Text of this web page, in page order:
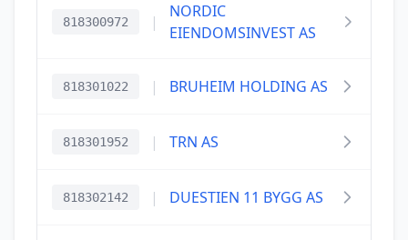
818300972 |
NORDIC
EIENDOMSINVEST AS
818301022 | BRUHEIM HOLDING AS
818301952 | TRN AS
818302142 | DUESTIEN 11 BYGG AS